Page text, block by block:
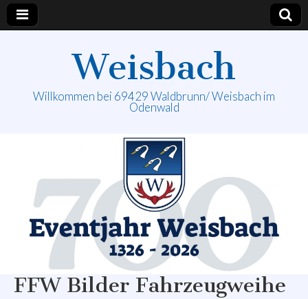
Weisbach
Willkommen bei 69429 Waldbrunn/ Weisbach im
Odenwald
FFW Bilder Fahrzeugweihe